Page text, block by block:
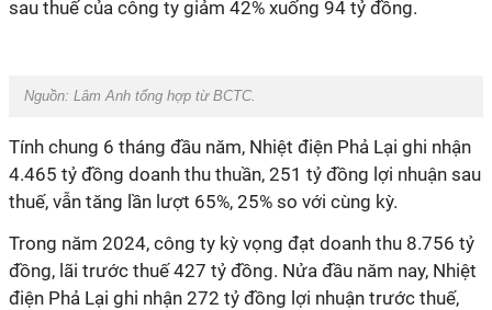
sau thuế của công ty giảm 42% xuống 94 tỷ đồng.
Nguồn: Lâm Anh tổng hợp từ BCTC.
Tính chung 6 tháng đầu năm, Nhiệt điện Phả Lại ghi nhận
4.465 tỷ đồng doanh thu thuần, 251 tỷ đồng lợi nhuận sau
thuế, vẫn tăng lần lượt 65%, 25% so với cùng kỳ.
Trong năm 2024, công ty kỳ vọng đạt doanh thu 8.756 tỷ
đồng, lãi trước thuế 427 tỷ đồng. Nửa đầu năm nay, Nhiệt
điện Phả Lại ghi nhận 272 tỷ đồng lợi nhuận trước thuế,